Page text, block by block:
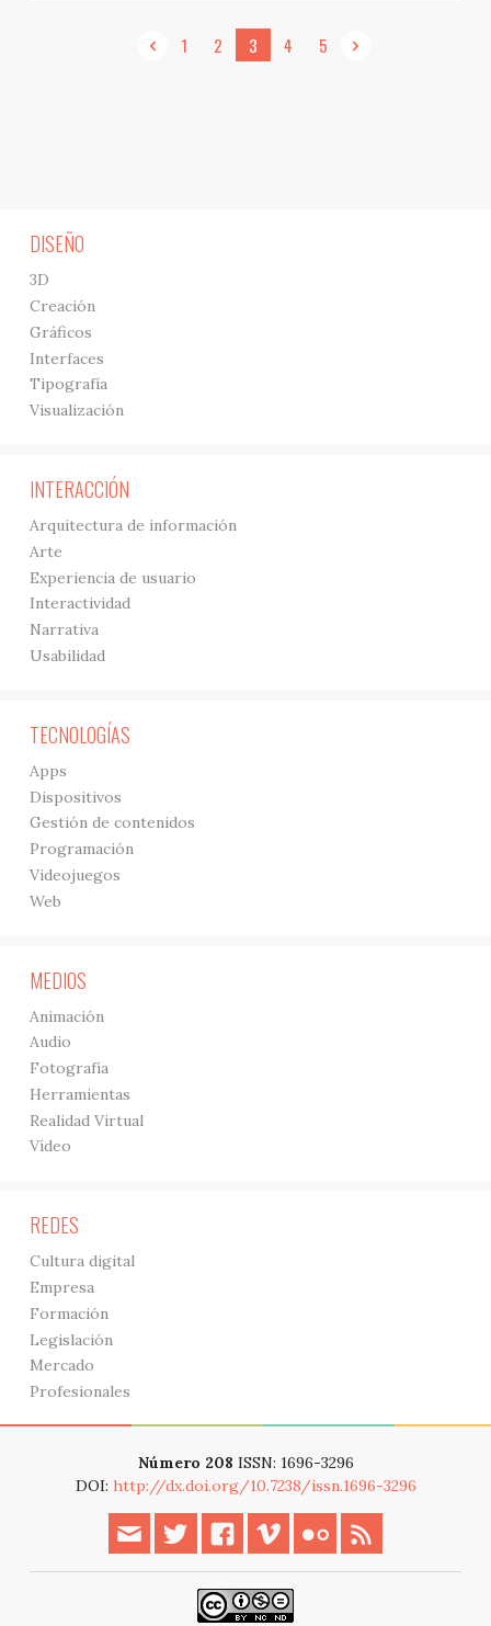
1 2 3 4 5
DISEÑO
3D
Creación
Gráficos
Interfaces
Tipografía
Visualización
INTERACCIÓN
Arquitectura de información
Arte
Experiencia de usuario
Interactividad
Narrativa
Usabilidad
TECNOLOGÍAS
Apps
Dispositivos
Gestión de contenidos
Programación
Videojuegos
Web
MEDIOS
Animación
Audio
Fotografía
Herramientas
Realidad Virtual
Vídeo
REDES
Cultura digital
Empresa
Formación
Legislación
Mercado
Profesionales
Número 208 ISSN: 1696-3296
DOI: http://dx.doi.org/10.7238/issn.1696-3296